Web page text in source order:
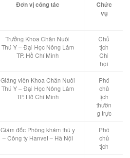
Đơn vị công tác
Chức
vụ
Trưởng Khoa Chăn Nuôi
Thú Y – Đại Học Nông Lâm
TP. Hồ Chí Minh
Chủ
tịch
Chi
hội
Giảng viên Khoa Chăn Nuôi
Thú Y – Đại Học Nông Lâm
TP. Hồ Chí Minh
Phó
chủ
tịch
thườn
g trực
Giám đốc Phòng khám thú y
– Công ty Hanvet – Hà Nội
Phó
chủ
tịch